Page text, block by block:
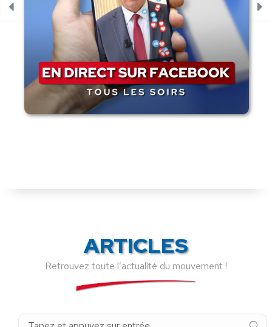
ARTICLES
Retrouvez toute l’actualité du mouvement !
Recherche